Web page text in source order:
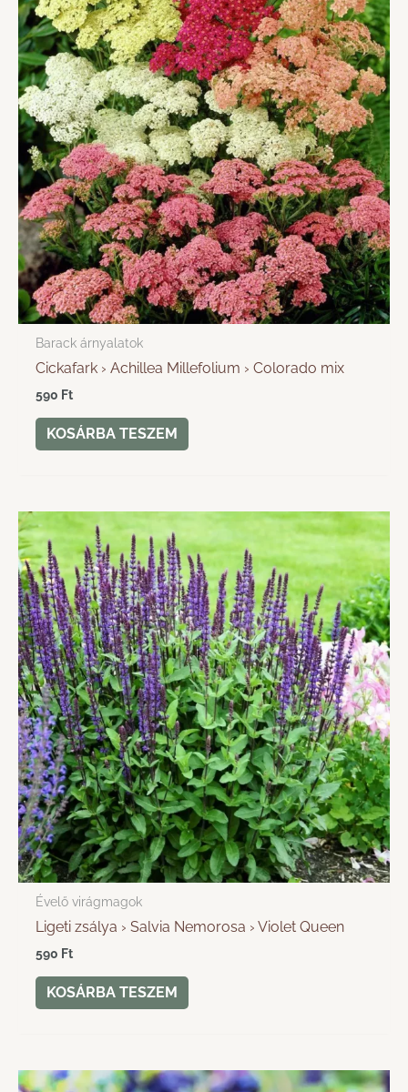
Barack árnyalatok
Cickafark › Achillea Millefolium › Colorado mix
590 Ft
KOSÁRBA TESZEM
Évelő virágmagok
Ligeti zsálya › Salvia Nemorosa › Violet Queen
590 Ft
KOSÁRBA TESZEM